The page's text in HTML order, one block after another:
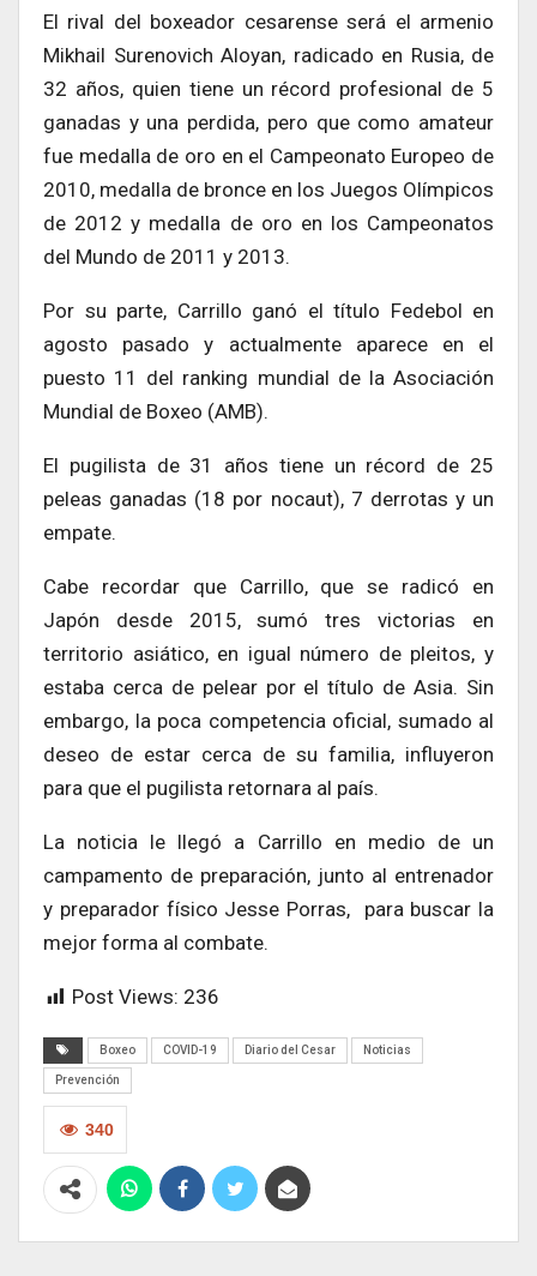
El rival del boxeador cesarense será el armenio
Mikhail Surenovich Aloyan, radicado en Rusia, de
32 años, quien tiene un récord profesional de 5
ganadas y una perdida, pero que como amateur
fue medalla de oro en el Campeonato Europeo de
2010, medalla de bronce en los Juegos Olímpicos
de 2012 y medalla de oro en los Campeonatos
del Mundo de 2011 y 2013.
Por su parte, Carrillo ganó el título Fedebol en
agosto pasado y actualmente aparece en el
puesto 11 del ranking mundial de la Asociación
Mundial de Boxeo (AMB).
El pugilista de 31 años tiene un récord de 25
peleas ganadas (18 por nocaut), 7 derrotas y un
empate.
Cabe recordar que Carrillo, que se radicó en
Japón desde 2015, sumó tres victorias en
territorio asiático, en igual número de pleitos, y
estaba cerca de pelear por el título de Asia. Sin
embargo, la poca competencia oficial, sumado al
deseo de estar cerca de su familia, influyeron
para que el pugilista retornara al país.
La noticia le llegó a Carrillo en medio de un
campamento de preparación, junto al entrenador
y preparador físico Jesse Porras, para buscar la
mejor forma al combate.
Post Views: 236
Boxeo COVID-19 Diario del Cesar Noticias
Prevención
340